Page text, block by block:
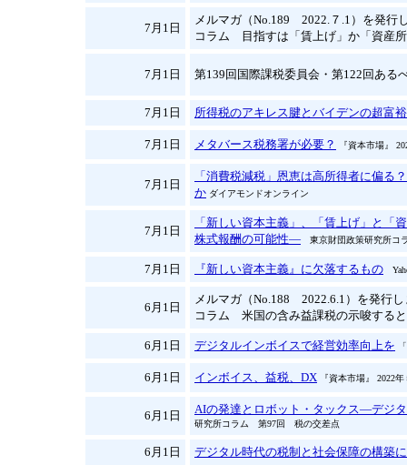
7月1日
メルマガ（No.189 2022.７.1）を発行
コラム 目指すは「賃上げ」か「資産
7月1日 第139回国際課税委員会・第122回ある
7月1日 所得税のアキレス腱とバイデンの超富
7月1日 メタバース税務署が必要？ 『資本市場』
7月1日
「消費税減税」恩恵は高所得者に偏る
か ダイアモンドオンライン
7月1日
「新しい資本主義」、「賃上げ」と
株式報酬の可能性― 東京財団政策研究所
7月1日 『新しい資本主義』に欠落するもの
6月1日
メルマガ（No.188 2022.6.1）を発行し
コラム 米国の含み益課税の示唆する
6月1日 デジタルインボイスで経営効率向上を
6月1日 インボイス、益税、DX 『資本市場』 2022
6月1日 AIの発達とロボット・タックス―デジ
研究所コラム 第97回 税の交差点
6月1日 デジタル時代の税制と社会保障の構築